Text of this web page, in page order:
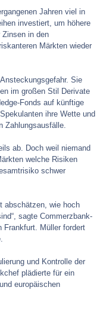
Jahren viel in
investiert, um höhere
Zinsen in den
Märkten wieder
Sie
im großen Stil Derivate
Fonds auf künftige
ihre Wette und
Zahlungsausfälle.
ab. Doch weil niemand
welche Risiken
schwer
abschätzen, wie hoch
sagte Commerzbank-
Frankfurt. Müller fordert
und Kontrolle der
plädierte für ein
europäischen